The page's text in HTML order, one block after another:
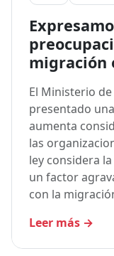
migración
El Ministerio
presentado
aumenta
las
ley considera
un factor
con la
Leer más →